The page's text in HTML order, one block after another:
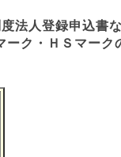
法人登録申込書
ク・ＨＳマーク